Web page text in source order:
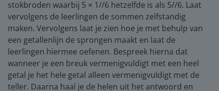
stokbroden waarbij 5 × 1//6 hetzelfde is als 5//6. Laat
vervolgens de leerlingen de sommen zelfstandig
maken. Vervolgens laat je zien hoe je met behulp van
een getallenlijn de sprongen maakt en laat de
leerlingen hiermee oefenen. Bespreek hierna dat
wanneer je een breuk vermenigvuldigt met een heel
getal je het hele getal alleen vermenigvuldigt met de
teller. Daarna haal je de helen uit het antwoord en